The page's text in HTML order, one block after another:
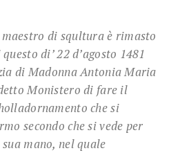
di squltura è rimasto
di’ 22 d’agosto 1481
di Madonna Antonia Maria
Monistero di fare il
che si
secondo che si vede per
mano, nel quale